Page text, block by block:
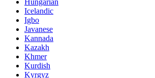
Icelandic
Igbo
Javanese
Kannada
Kazakh
Khmer
Kurdish
Kyrgyz